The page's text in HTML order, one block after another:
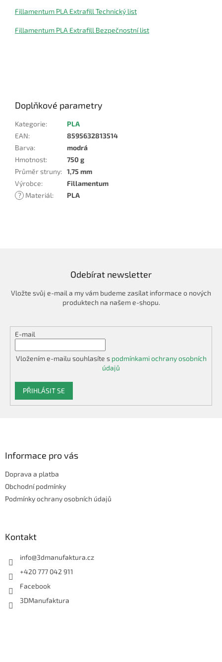
Fillamentum PLA Extrafill Technický list
Fillamentum PLA Extrafill Bezpečnostní list
Doplňkové parametry
Kategorie:
PLA
EAN:
8595632813514
Barva:
modrá
Hmotnost:
750 g
Průměr struny: 1,75 mm
Výrobce:
Fillamentum
? Materiál: PLA
Odebírat newsletter
Vložte svůj e-mail a my vám budeme zasílat informace o nových
produktech na našem e-shopu.
E-mail
Vložením e-mailu souhlasíte s podmínkami ochrany osobních
údajů
PŘIHLÁSIT SE
Informace pro vás
Doprava a platba
Obchodní podmínky
Podmínky ochrany osobních údajů
Kontakt
info@3dmanufaktura.cz
+420 777 042 911
Facebook
3DManufaktura